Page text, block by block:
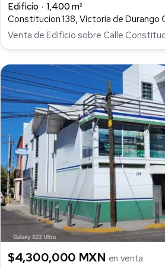
Edificio
1,400 m²
Constitucion 138, Victoria de Durango
Venta de Edificio sobre Calle
$4,300,000 MXN en venta